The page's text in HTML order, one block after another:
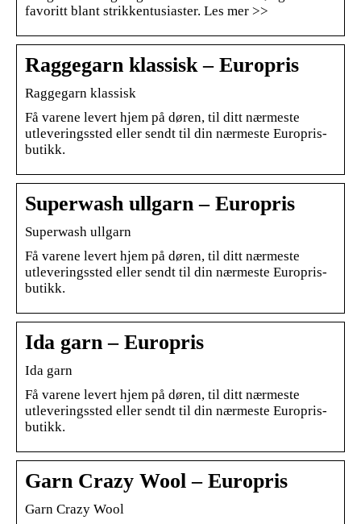
favoritt blant strikkentusiaster. Les mer >>
Raggegarn klassisk – Europris
Raggegarn klassisk
Få varene levert hjem på døren, til ditt nærmeste
utleveringssted eller sendt til din nærmeste Europris-
butikk.
Superwash ullgarn – Europris
Superwash ullgarn
Få varene levert hjem på døren, til ditt nærmeste
utleveringssted eller sendt til din nærmeste Europris-
butikk.
Ida garn – Europris
Ida garn
Få varene levert hjem på døren, til ditt nærmeste
utleveringssted eller sendt til din nærmeste Europris-
butikk.
Garn Crazy Wool – Europris
Garn Crazy Wool